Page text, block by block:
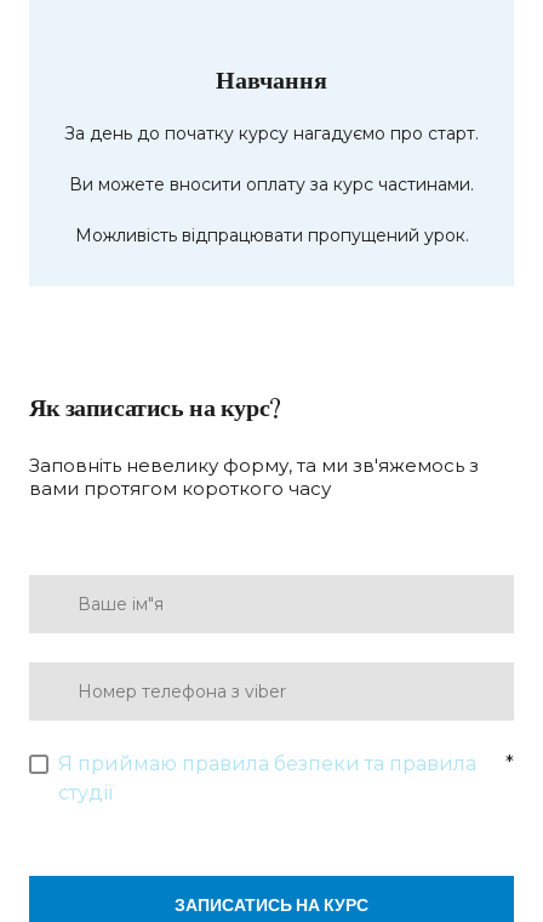
Навчання
За день до початку курсу нагадуємо про старт.
Ви можете вносити оплату за курс частинами.
Можливість відпрацювати пропущений урок.
Як записатись на курс?
Заповніть невелику форму, та ми зв'яжемось з
вами протягом короткого часу
Я приймаю правила безпеки та правила
студії
*
ЗАПИСАТИСЬ НА КУРС